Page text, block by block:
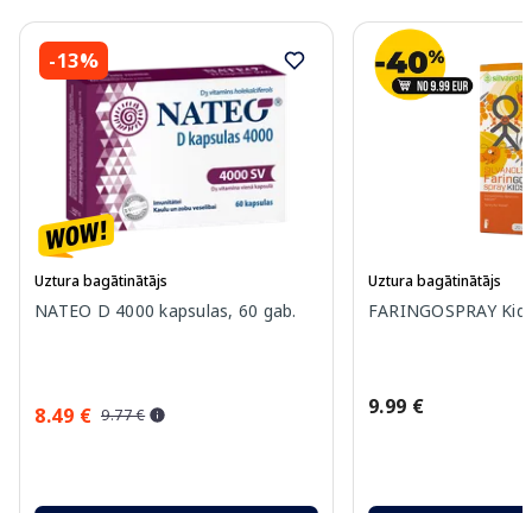
-13%
Uztura bagātinātājs
NATEO D 4000 kapsulas, 60 gab.
8.49 € 9.77 €
Uztura bagātinātājs
FARINGOSPRAY
9.99 €